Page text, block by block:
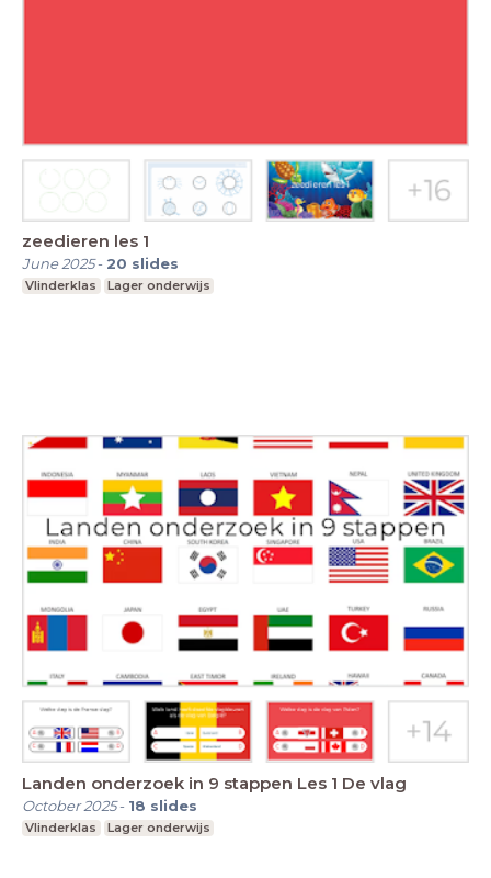
zeedieren les 1
June 2025- 20 slides
Vlinderklas Lager onderwijs
Landen onderzoek in 9 stappen Les 1 De vlag
October 2025- 18 slides
Vlinderklas Lager onderwijs